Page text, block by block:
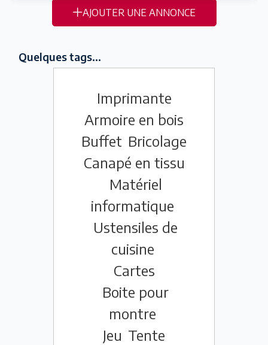
AJOUTER UNE ANNONCE
Quelques tags...
Imprimante
Armoire en bois
Buffet Bricolage
Canapé en tissu
Matériel
informatique
Ustensiles de
cuisine
Cartes
Boite pour
montre
Jeu Tente